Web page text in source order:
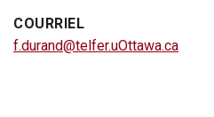
COURRIEL
f.durand@telfer.uOttawa.ca